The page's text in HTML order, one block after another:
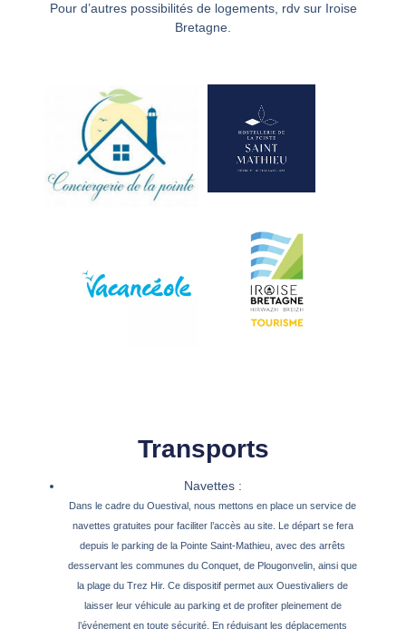
Pour d’autres possibilités de logements, rdv sur Iroise
Bretagne
Transports
Navettes :
Dans le cadre du Ouestival, nous mettons en place un service de
navettes gratuites pour faciliter l’accès au site. Le départ se fera
depuis le parking de la Pointe Saint-Mathieu, avec des arrêts
desservant les communes du Conquet, de Plougonvelin, ainsi que
la plage du Trez Hir. Ce dispositif permet aux Ouestivaliers de
laisser leur véhicule au parking et de profiter pleinement de
l’événement en toute sécurité. En réduisant les déplacements